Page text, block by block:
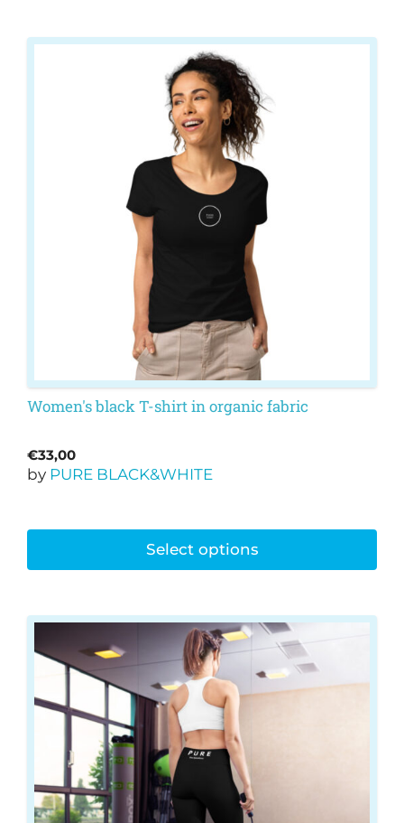
Women's black T-shirt in organic fabric
€33,00
by PURE BLACK&WHITE
Select options
This
This
product
multiple
variants.
options
may
be